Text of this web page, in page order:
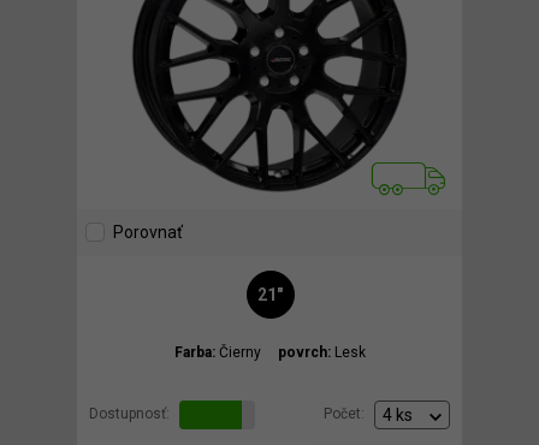
Porovnať
21"
Farba: Čierny povrch: Lesk
Dostupnosť: Počet: